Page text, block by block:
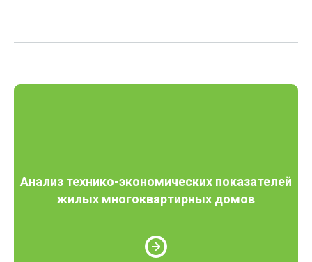
Анализ технико-экономических показателей
жилых многоквартирных домов